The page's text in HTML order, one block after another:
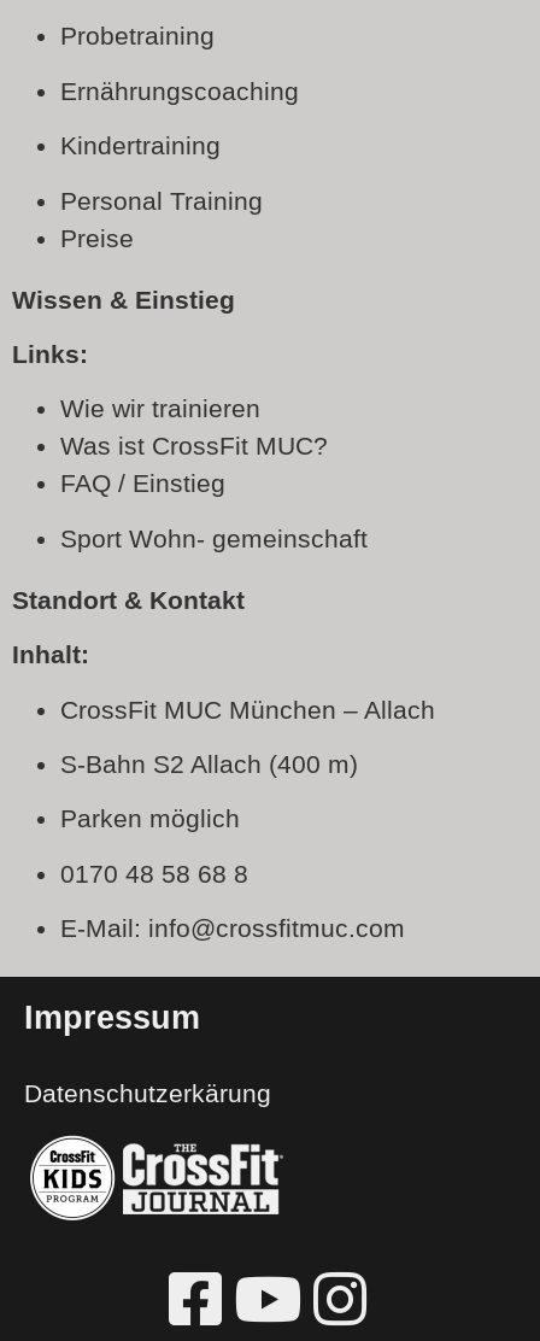
Probetraining
Ernährungscoaching
Kindertraining
Personal Training
Preise
Wissen & Einstieg
Links:
Wie wir trainieren
Was ist CrossFit MUC?
FAQ / Einstieg
Sport Wohn- gemeinschaft
Standort & Kontakt
Inhalt:
CrossFit MUC München – Allach
S-Bahn S2 Allach (400 m)
Parken möglich
0170 48 58 68 8
E-Mail: info@crossfitmuc.com
Impressum
Datenschutzerkärung